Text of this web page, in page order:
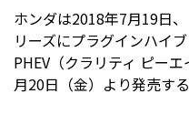
ホンダは2018年7月19日
リーズにプラグインハイ
PHEV（クラリティ ピー
月20日（金）より発売す